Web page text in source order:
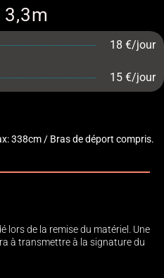
18 €/jour
15 €/jour
338cm / Bras de déport compris.
lors de la remise du matériel. Une
à transmettre à la signature du